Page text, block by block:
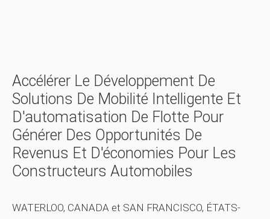
Accélérer Le Développement De
Solutions De Mobilité Intelligente Et
D'automatisation De Flotte Pour
Générer Des Opportunités De
Revenus Et D'économies Pour Les
Constructeurs Automobiles
WATERLOO, CANADA et SAN FRANCISCO, ÉTATS-